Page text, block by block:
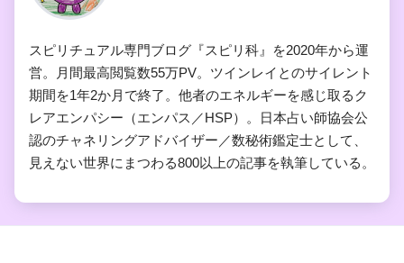
スピリチュアル専門ブログ『スピリ科』を2020年から運
営。月間最高閲覧数55万PV。ツインレイとのサイレント
期間を1年2か月で終了。他者のエネルギーを感じ取るク
レアエンパシー（エンパス／HSP）。日本占い師協会公
認のチャネリングアドバイザー／数秘術鑑定士として、
見えない世界にまつわる800以上の記事を執筆している。